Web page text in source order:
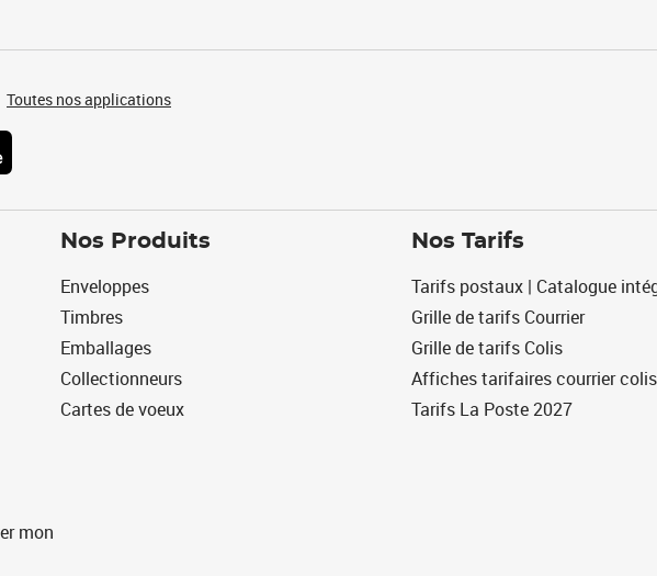
Toutes nos applications
mon
Nos Produits
Enveloppes
Timbres
Emballages
Collectionneurs
Cartes de voeux
Nos Tarifs
Tarifs postaux | Catalogue
Grille de tarifs Courrier
Grille de tarifs Colis
Affiches tarifaires courrier colis
Tarifs La Poste 2027